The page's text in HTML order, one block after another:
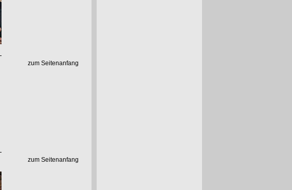
zum Seitenanfang
zum Seitenanfang